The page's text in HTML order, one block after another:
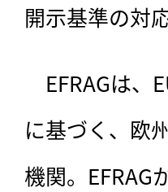
開示基準の対
EFRAGは、
に基づく、欧
機関。EFRAG